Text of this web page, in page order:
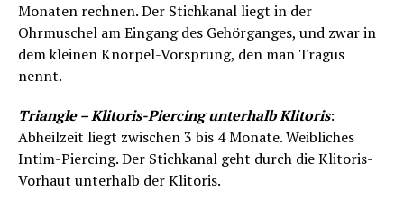
Monaten rechnen. Der Stichkanal liegt in der
Ohrmuschel am Eingang des Gehörganges, und zwar in
dem kleinen Knorpel-Vorsprung, den man Tragus
nennt.
Triangle – Klitoris-Piercing unterhalb Klitoris:
Abheilzeit liegt zwischen 3 bis 4 Monate. Weibliches
Intim-Piercing. Der Stichkanal geht durch die Klitoris-
Vorhaut unterhalb der Klitoris.